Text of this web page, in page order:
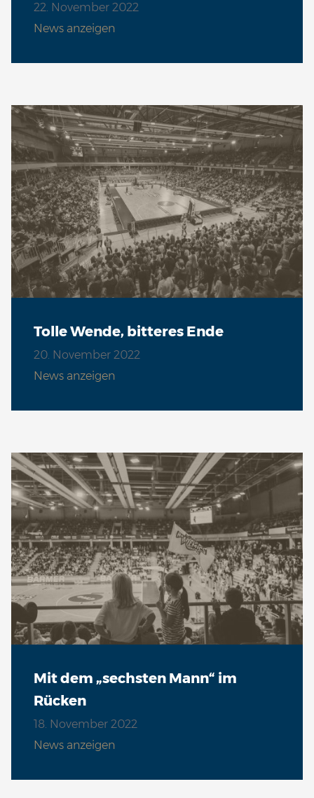
22. November 2022
News anzeigen
Tolle Wende, bitteres Ende
20. November 2022
News anzeigen
Mit dem „sechsten Mann“ im
Rücken
18. November 2022
News anzeigen